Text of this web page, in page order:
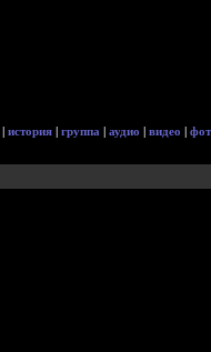
| история | группа | аудио | видео |